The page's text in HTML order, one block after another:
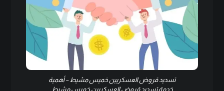
تسديد قروض العسكريين خميس مشيط – أهمية
خدمة تسديد قروض العسكريين خميس مشيط